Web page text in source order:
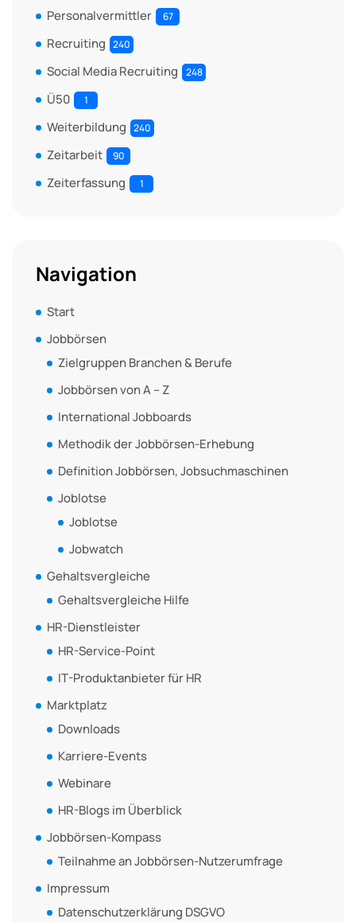
Personalvermittler 67
Recruiting 240
Social Media Recruiting 248
Ü50 1
Weiterbildung 240
Zeitarbeit 90
Zeiterfassung 1
Navigation
Start
Jobbörsen
Zielgruppen Branchen & Berufe
Jobbörsen von A – Z
International Jobboards
Methodik der Jobbörsen-Erhebung
Definition Jobbörsen, Jobsuchmaschinen
Joblotse
Joblotse
Jobwatch
Gehaltsvergleiche
Gehaltsvergleiche Hilfe
HR-Dienstleister
HR-Service-Point
IT-Produktanbieter für HR
Marktplatz
Downloads
Karriere-Events
Webinare
HR-Blogs im Überblick
Jobbörsen-Kompass
Teilnahme an Jobbörsen-Nutzerumfrage
Impressum
Datenschutzerklärung DSGVO